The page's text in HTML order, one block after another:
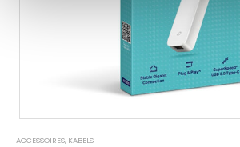
ACCESSOIRES, KABELS